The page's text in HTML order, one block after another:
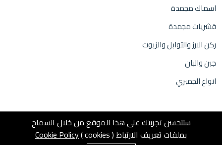
اسماك مجمدة
قشريات مجمدة
ركن الارز والتوابل والزيوت
جبن والبان
انواع الجمبري
0
ستتحسن تجربتك على هذا الموقع من خلال السماح
بملفات تعريف الارتباط ( cookies )
Cookie Policy